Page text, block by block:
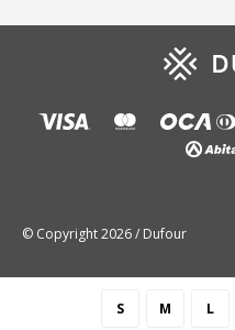
S M L
© Copyright 2026 / Dufour